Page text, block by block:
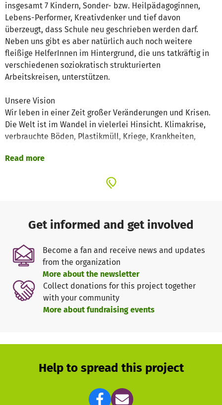
insgesamt 7 Kindern, Sonder- bzw. Heilpädagoginnen,
Lebens-Performer, Kreativdenker und tief davon
überzeugt, dass Schule neu geschrieben werden darf.
Neben uns gibt es aber natürlich auch noch weitere
fleißige HelferInnen im Hintergrund, die uns tatkräftig in
verschiedenen soziokratisch strukturierten
Arbeitskreisen, unterstützen.
Unsere Vision
Wir leben in einer Zeit großer Veränderungen und Krisen.
Die Welt ist im Wandel in vielerlei Hinsicht. Klimakrise,
verbrauchte Böden, Plastikmüll, Kriege, Krankheiten,
aber auch eine Veränderung in vielen Menschen spürbar,
möchtest."
Wir wollen mit der Gründung unserer freien Schule LAVI
die Herausforderungen des 21. Jahrhunderts annehmen
und einen Beitrag dazu leisten, diese Welt - lokal und
global, für jetzt und in Zukunft - zu einem Ort zu machen,
an dem wir glücklich, gesund, gemeinsam, inklusiv,
nachhaltig, frei und achtsam miteinander und im Einklang
mit der Natur und allen Lebewesen leben können. Dabei
entfalten, neugierig, forschend, selbstwirksam und
experimentierend die Welt zu entdecken, Kompetenzen zu
erfahren und zu erwerben, die auf die Zukunft vorbereiten,
aktiv am Schulleben und am Leben in der Gemeinschaft
Read more
Get informed and get involved
Become a fan and receive news and updates
from the organization
More about the newsletter
Collect donations for this project together
with your community
More about fundraising events
Help to spread this project